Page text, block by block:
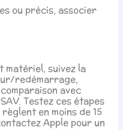
ou précis, associer
matériel, suivez la
redémarrage,
avec
Testez ces étapes
en moins de 15
Apple pour un